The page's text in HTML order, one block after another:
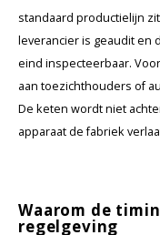
Wolf
Xshielder
standaard productielijn
leverancier is geaudit en
eind inspecteerbaar.
aan toezichthouders of
De keten wordt niet
apparaat de fabriek
Waarom de
regelgeving